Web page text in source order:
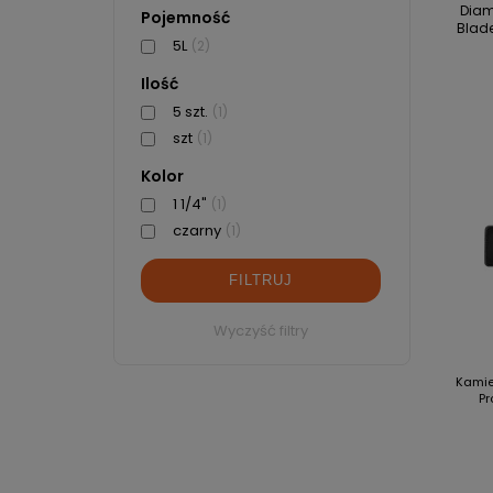
Pojemność
5L (2)
Ilość
5 szt. (1)
szt (1)
Kolor
1 1/4" (1)
czarny (1)
FILTRUJ
Wyczyść filtry